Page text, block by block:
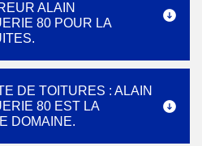
ALAIN
80 POUR LA
DE TOITURES : ALAIN
80 EST LA
DOMAINE.